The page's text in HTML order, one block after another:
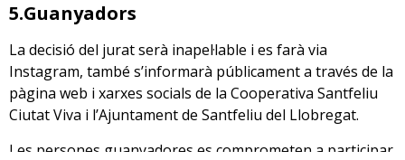
5.Guanyadors
La decisió del jurat serà inapel·lable i es farà via
Instagram, també s’informarà públicament a través de la
pàgina web i xarxes socials de la Cooperativa Santfeliu
Ciutat Viva i l’Ajuntament de Santfeliu del Llobregat.
Les persones guanyadores es comprometen a participar